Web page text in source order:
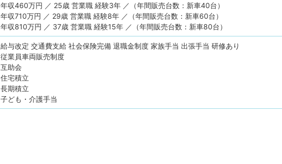
年収460万円 ／ 25歳 営業職 経験3年 ／（年間販売台数：新車40台）
年収710万円 ／ 29歳 営業職 経験8年 ／（年間販売台数：新車60台）
年収810万円 ／ 37歳 営業職 経験15年 ／（年間販売台数：新車80台）
給与改定 交通費支給 社会保険完備 退職金制度 家族手当 出張手当 研修あり
従業員車両販売制度
互助会
住宅積立
長期積立
子ども・介護手当